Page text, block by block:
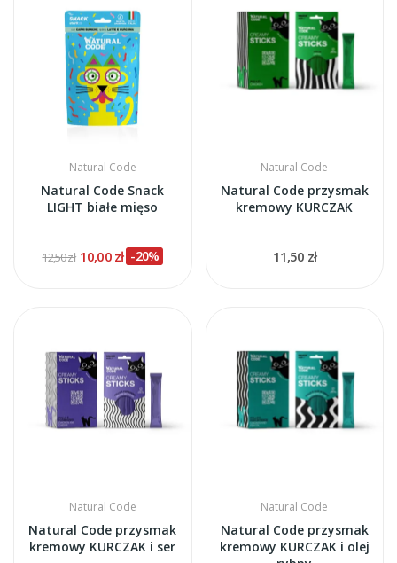
Natural Code
Natural Code Snack
LIGHT białe mięso
12,50 zł 10,00 zł -20%
Natural Code
Natural Code przysmak
kremowy KURCZAK
11,50 zł
Natural Code
Natural Code przysmak
kremowy KURCZAK i ser
Natural Code
Natural Code przysmak
kremowy KURCZAK i olej